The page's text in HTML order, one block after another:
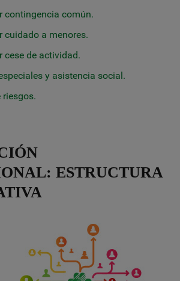
contingencia común.
cuidado a menores.
cese de actividad.
y asistencia social.
riesgos.
ESTRUCTURA